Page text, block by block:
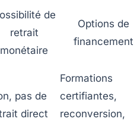
de
retrait
monétaire
Options de
financement
, pas de
direct
Formations
certifiantes,
reconversion,